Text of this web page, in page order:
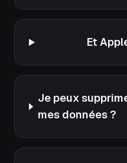
Et
Je peux
mes données ?